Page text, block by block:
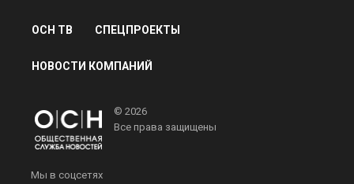
ОСН ТВ СПЕЦПРОЕКТЫ
НОВОСТИ КОМПАНИЙ
© 2026
Все права защищены
Мы в соцсетях